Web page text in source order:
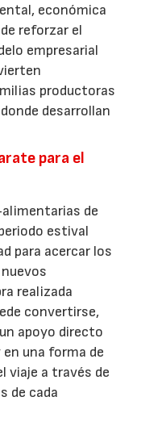
económica
reforzar el
empresarial
productoras
desarrollan
para el
de
estival
para acercar los
realizada
convertirse,
apoyo directo
una forma de
viaje a través de
de cada